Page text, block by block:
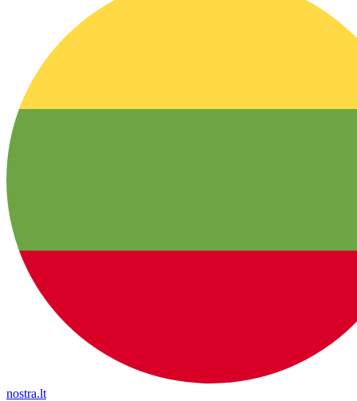
nostra.lt